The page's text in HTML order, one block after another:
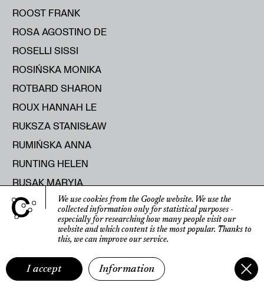
ROOST FRANK
ROSA AGOSTINO DE
ROSELLI SISSI
ROSIŃSKA MONIKA
ROTBARD SHARON
ROUX HANNAH LE
RUKSZA STANISŁAW
RUMIŃSKA ANNA
RUNTING HELEN
RUSAK MARYIA
RUSECKA KATERYNA
RUTKOWSKI ROMAN
RYBICKA ELŻBIETA
RYŚ RAJMUND
We use cookies from the Google website. We use the
collected information only for statistical purposes -
especially for researching how many people visit our
website and which content is the most popular. Thanks to
this, we can improve our service.
I accept Information